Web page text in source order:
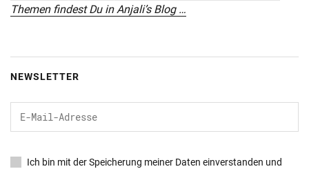
Themen findest Du in Anjali’s Blog …
NEWSLETTER
Ich bin mit der Speicherung meiner Daten einverstanden und